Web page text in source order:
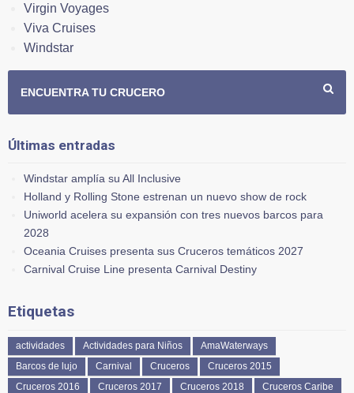
Virgin Voyages
Viva Cruises
Windstar
ENCUENTRA TU CRUCERO
Últimas entradas
Windstar amplía su All Inclusive
Holland y Rolling Stone estrenan un nuevo show de rock
Uniworld acelera su expansión con tres nuevos barcos para
2028
Oceania Cruises presenta sus Cruceros temáticos 2027
Carnival Cruise Line presenta Carnival Destiny
Etiquetas
actividades Actividades para Niños
AmaWaterways
Barcos de lujo
Carnival Cruceros
Cruceros 2015
Cruceros 2016
Cruceros 2017 Cruceros 2018
Cruceros Caribe